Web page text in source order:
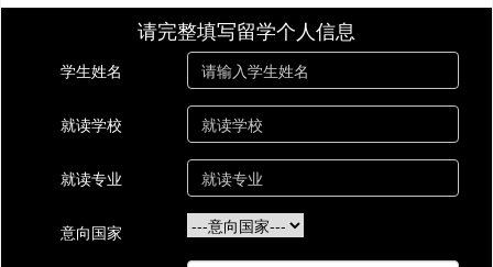
请完整填写留学个人信息
学生姓名
就读学校
就读专业
意向国家